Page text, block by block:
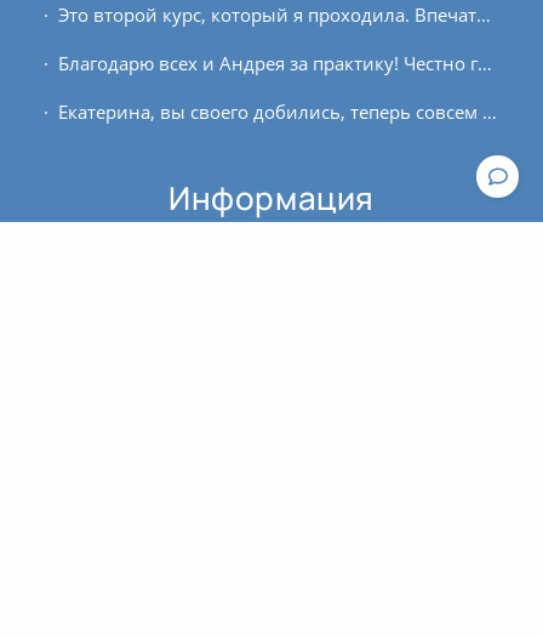
Это второй курс, который я проходила. Впечатления и отзывы только самые положительные. Теперь даже неловко вспоминать, что изначально у меня было скептическое отношение к проекту....
Благодарю всех и Андрея за практику! Честно говоря, я не планировала писать отчёт, но вот сегодняшняя практика была необычной, что и вдохновило меня поделиться своим...
Екатерина, вы своего добились, теперь совсем не могу утром без Сурья Намаскар! И начинаю уже после него делать импровизированные мини- комплексы, спасибо!
Информация